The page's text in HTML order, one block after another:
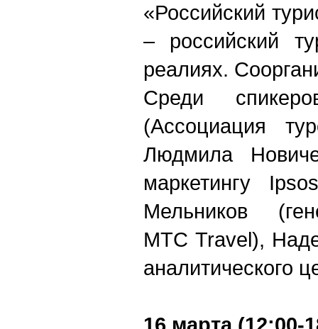
«Российский
– российский
реалиях.
Среди
(Ассоциация
Людмила
маркетингу Ipsos
Мельников
МТС Travel),
аналитического